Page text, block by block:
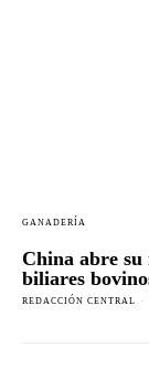
GANADERÍA
China abre su
biliares
REDACCIÓN CENTRAL -